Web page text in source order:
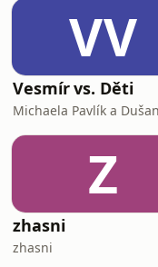
VV
Vesmír vs. Děti
Z
zhasni
zhasni